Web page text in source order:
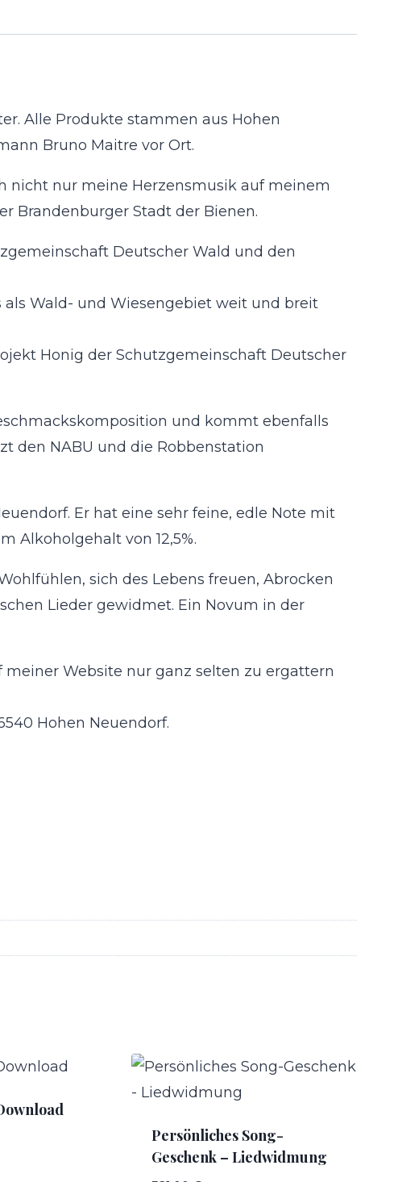
Alle Produkte stammen aus Hohen
Bruno Maitre vor Ort.
nicht nur meine Herzensmusik auf meinem
Brandenburger Stadt der Bienen.
Deutscher Wald und den
Wald- und Wiesengebiet weit und breit
Honig der Schutzgemeinschaft Deutscher
und kommt ebenfalls
den NABU und die Robbenstation
Er hat eine sehr feine, edle Note mit
Alkoholgehalt von 12,5%.
sich des Lebens freuen, Abrocken
Lieder gewidmet. Ein Novum in der
Website nur ganz selten zu ergattern
Hohen Neuendorf.
Persönliches Song-
Geschenk – Liedwidmung